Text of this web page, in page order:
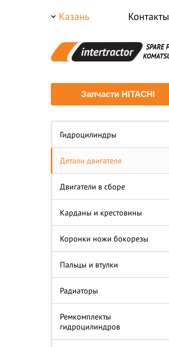
Казань Контакты
Запчасти HITACHI
Гидроцилиндры
Детали двигателя
Двигатели в сборе
Карданы и крестовины
Коронки ножи бокорезы
Пальцы и втулки
Радиаторы
Ремкомплекты
гидроцилиндров